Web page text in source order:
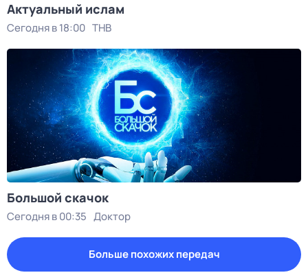
Актуальный ислам
Сегодня в 18:00 ТНВ
Большой скачок
Сегодня в 00:35 Доктор
Больше похожих передач